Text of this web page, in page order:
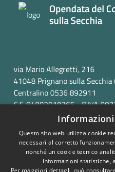
Opendata del
sulla Secchia
via Mario Allegretti, 216
41048 Prignano sulla Secchia
Centralino 0536 892911
C.F. 84002010365 - P.IVA
Questo sito web utilizza cookie
necessari al corretto
nonché un cookie tecnico
informazioni statistiche,
Per maggiori dettagli, può